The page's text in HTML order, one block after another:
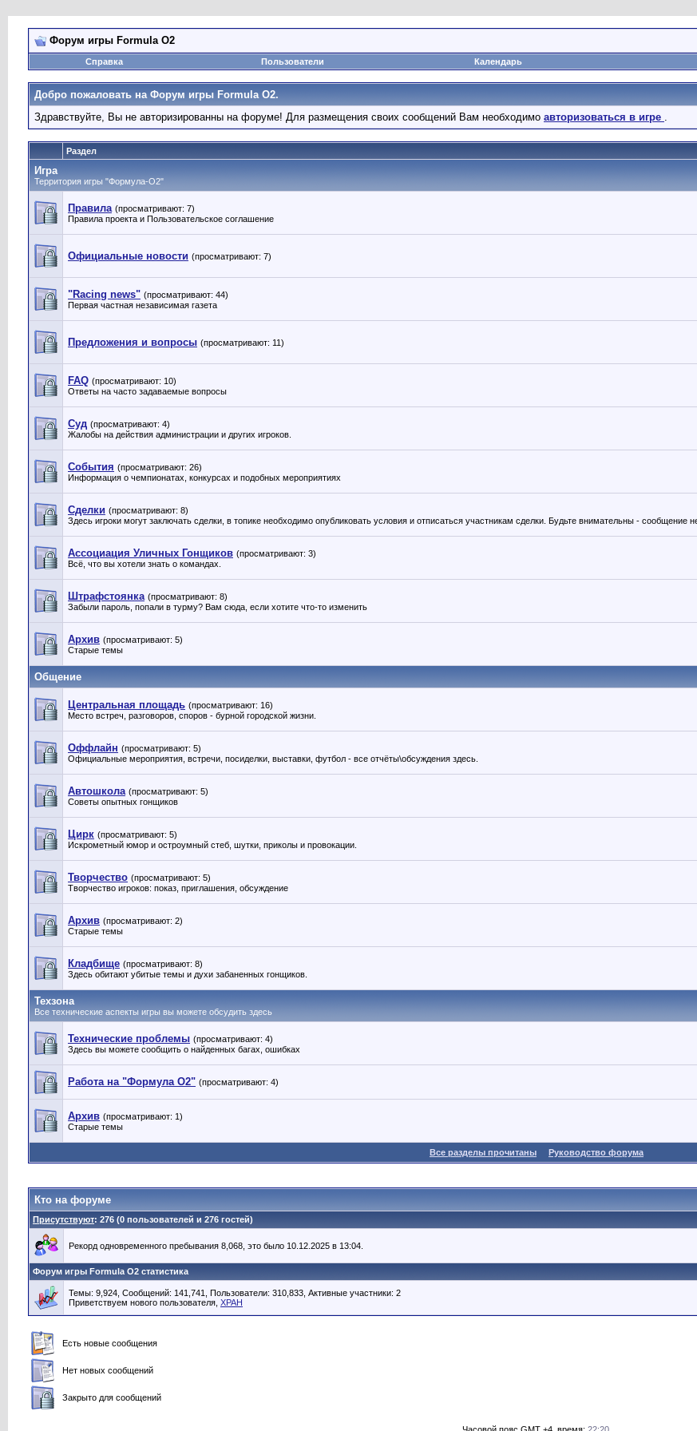
Форум игры Formula O2
Справка Пользователи Календарь
Добро пожаловать на Форум игры Formula O2.
Здравствуйте, Вы не авторизированны на форуме! Для размещения своих сообщений Вам необходимо авторизоваться в игре .
Раздел
Игра
Территория игры "Формула-О2"
Правила (просматривают: 7)
Правила проекта и Пользовательское соглашение
Официальные новости (просматривают: 7)
"Racing news" (просматривают: 44)
Первая частная независимая газета
Предложения и вопросы (просматривают: 11)
FAQ (просматривают: 10)
Ответы на часто задаваемые вопросы
Суд (просматривают: 4)
Жалобы на действия администрации и других игроков.
События (просматривают: 26)
Информация о чемпионатах, конкурсах и подобных мероприятиях
Сделки (просматривают: 8)
Здесь игроки могут заключать сделки, в топике необходимо опубликовать условия и отписаться участникам сделки. Будьте внимательны - сообщение
Ассоциация Уличных Гонщиков (просматривают: 3)
Всё, что вы хотели знать о командах.
Штрафстоянка (просматривают: 8)
Забыли пароль, попали в турму? Вам сюда, если хотите что-то изменить
Архив (просматривают: 5)
Старые темы
Общение
Центральная площадь (просматривают: 16)
Место встреч, разговоров, споров - бурной городской жизни.
Оффлайн (просматривают: 5)
Официальные мероприятия, встречи, посиделки, выставки, футбол - все отчёты\обсуждения здесь.
Автошкола (просматривают: 5)
Советы опытных гонщиков
Цирк (просматривают: 5)
Искрометный юмор и остроумный стеб, шутки, приколы и провокации.
Творчество (просматривают: 5)
Творчество игроков: показ, приглашения, обсуждение
Архив (просматривают: 2)
Старые темы
Кладбище (просматривают: 8)
Здесь обитают убитые темы и духи забаненных гонщиков.
Техзона
Все технические аспекты игры вы можете обсудить здесь
Технические проблемы (просматривают: 4)
Здесь вы можете сообщить о найденных багах, ошибках
Работа на "Формула О2" (просматривают: 4)
Архив (просматривают: 1)
Старые темы
Все разделы прочитаны Руководство форума
Кто на форуме
Присутствуют: 276 (0 пользователей и 276 гостей)
Рекорд одновременного пребывания 8,068, это было 10.12.2025 в 13:04.
Форум игры Formula O2 статистика
Темы: 9,924, Сообщений: 141,741, Пользователи: 310,833, Активные участники: 2
Приветствуем нового пользователя, XPAH
Есть новые сообщения
Нет новых сообщений
Закрыто для сообщений